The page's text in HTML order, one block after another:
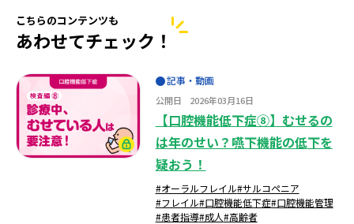
こちらのコンテンツも
あわせてチェック！
記事・動画
公開日 2026年03月16日
【口腔機能低下症⑧】むせるの
は年のせい？嚥下機能の低下を
疑おう！
#オーラルフレイル#サルコペニア
#フレイル#口腔機能低下症#口腔機能管理
#患者指導#成人#高齢者